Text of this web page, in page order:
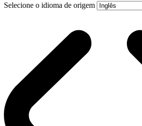
Selecione o idioma de origem